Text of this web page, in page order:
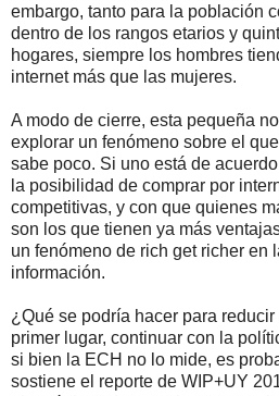
embargo, tanto para la población
dentro de los rangos etarios y
hogares, siempre los hombres
internet más que las mujeres.
A modo de cierre, esta pequeña
explorar un fenómeno sobre el
sabe poco. Si uno está de
la posibilidad de comprar por
competitivas, y con que quienes
son los que tienen ya más
un fenómeno de rich get richer en
información.
¿Qué se podría hacer para
primer lugar, continuar con la
si bien la ECH no lo mide, es
sostiene el reporte de WIP+UY